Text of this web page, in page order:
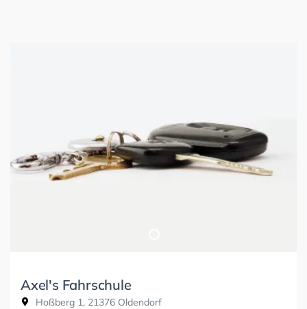
Axel's Fahrschule
Hoßberg 1, 21376 Oldendorf